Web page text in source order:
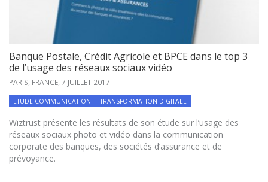
Banque Postale, Crédit Agricole et BPCE dans le top 3
de l’usage des réseaux sociaux vidéo
PARIS, FRANCE, 7 JUILLET 2017
ETUDE COMMUNICATION TRANSFORMATION DIGITALE
Wiztrust présente les résultats de son étude sur l’usage des
réseaux sociaux photo et vidéo dans la communication
corporate des banques, des sociétés d’assurance et de
prévoyance.